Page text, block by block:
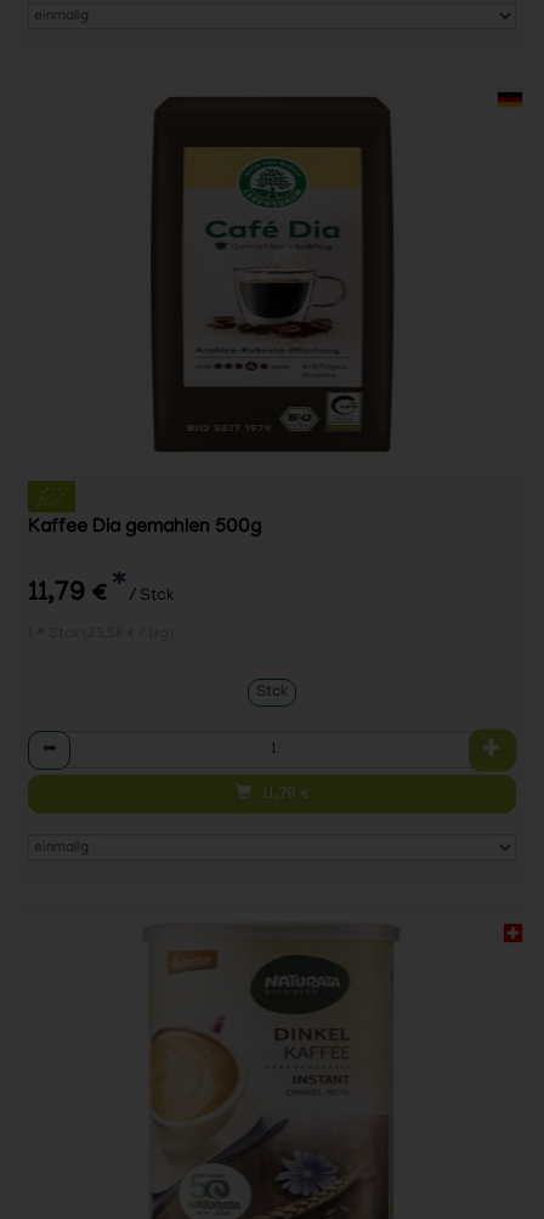
Kaffee Dia gemahlen 500g
11,79 € * / Stck
Stck
Anzahl
11,79 €